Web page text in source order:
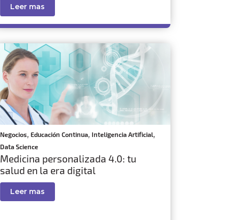
Leer mas
Negocios, Educación Continua, Inteligencia Artificial,
Data Science
Medicina personalizada 4.0: tu
salud en la era digital
Leer mas